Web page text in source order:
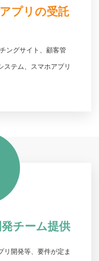
プリの受託
ングサイト、顧客管
ステム、スマホアプリ
チーム提供
リ開発等、要件が定ま